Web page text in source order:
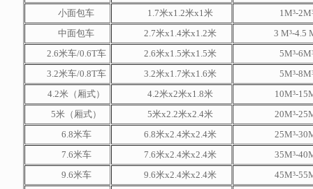
小面包车
1.7米x1.2米x1米
1M³-
中面包车
2.7米x1.4米x1.2米
3 M³-4.5
2.6米车/0.6T车
2.6米x1.5米x1.5米
5M³-
3.2米车/0.8T车
3.2米x1.7米x1.6米
5M³-
4.2米（厢式）
4.2米x2米x1.8米
10M³-
5米（厢式）
5米x2.2米x2.4米
20M³-
6.8米车
6.8米x2.4米x2.4米
25M³-
7.6米车
7.6米x2.4米x2.4米
35M³-
9.6米车
9.6米x2.4米x2.4米
45M³-